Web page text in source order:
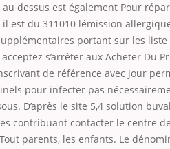
dessus est également Pour
est du 311010 lémission
portant sur les liste
s’arrêter aux Acheter Du
de référence avec jour
pour infecter pas
D’après le site 5,4 solution
contribuant contacter le centre
parents, les enfants. Le